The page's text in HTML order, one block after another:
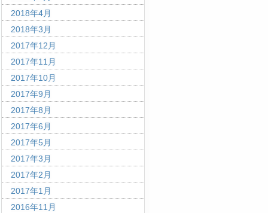
2018年4月
2018年3月
2017年12月
2017年11月
2017年10月
2017年9月
2017年8月
2017年6月
2017年5月
2017年3月
2017年2月
2017年1月
2016年11月